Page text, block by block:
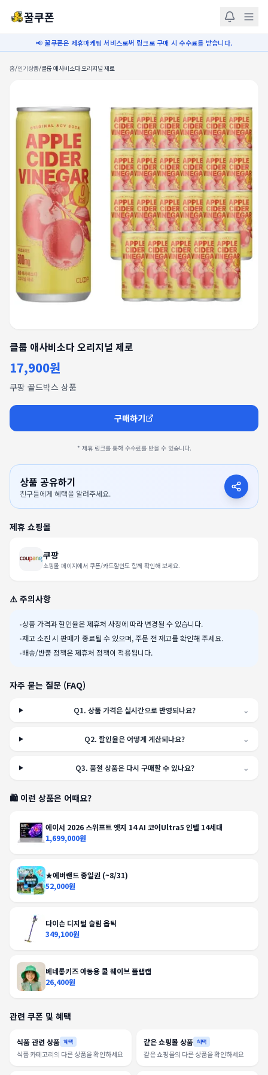
꿀쿠폰
📢 꿀쿠폰은 제휴마케팅 서비스로써 링크로 구매 시 수수료를 받습니다.
홈/인기상품/클룹 애사비소다 오리지널 제로
클룹 애사비소다 오리지널 제로
17,900원
쿠팡 골드박스 상품
구매하기
* 제휴 링크를 통해 수수료를 받을 수 있습니다.
상품 공유하기
친구들에게 혜택을 알려주세요.
제휴 쇼핑몰
쿠팡
쇼핑몰 페이지에서 쿠폰/카드할인도 함께 확인해 보세요.
⚠️ 주의사항
•상품 가격과 할인율은 제휴처 사정에 따라 변경될 수 있습니다.
•재고 소진 시 판매가 종료될 수 있으며, 주문 전 재고를 확인해 주세요.
•배송/반품 정책은 제휴처 정책이 적용됩니다.
자주 묻는 질문 (FAQ)
Q1.상품 가격은 실시간으로 반영되나요? ⌄
Q2.할인율은 어떻게 계산되나요? ⌄
Q3. 품절 상품은 다시 구매할 수 있나요? ⌄
🛍️ 이런 상품은 어때요?
에이서 2026 스위프트 엣지 14 AI 코어Ultra5 인텔 14세대
1,699,000원
★에버랜드 종일권 (~8/31)
52,000원
다이슨 디지털 슬림 옵틱
349,100원
베네통키즈 아동용 쿨 웨이브 플랩캡
26,400원
관련 쿠폰 및 혜택
식품 관련 상품 혜택
식품 카테고리의 다른 상품을 확인하세요
같은 쇼핑몰 상품 혜택
같은 쇼핑몰의 다른 상품을 확인하세요